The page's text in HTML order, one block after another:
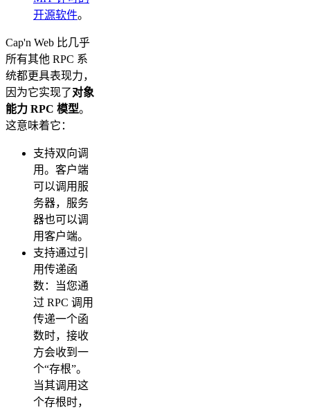
开源软件。
Cap'n Web 比几乎
所有其他 RPC 系
统都更具表现力，
因为它实现了对象
能力 RPC 模型。
这意味着它：
支持双向调
用。客户端
可以调用服
务器，服务
器也可以调
用客户端。
支持通过引
用传递函
数：当您通
过 RPC 调用
传递一个函
数时，接收
方会收到一
个“存根”。
当其调用这
个存根时，